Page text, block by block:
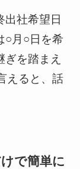
出社希望日
○月○日を希
を踏まえ
えると、話
で簡単に